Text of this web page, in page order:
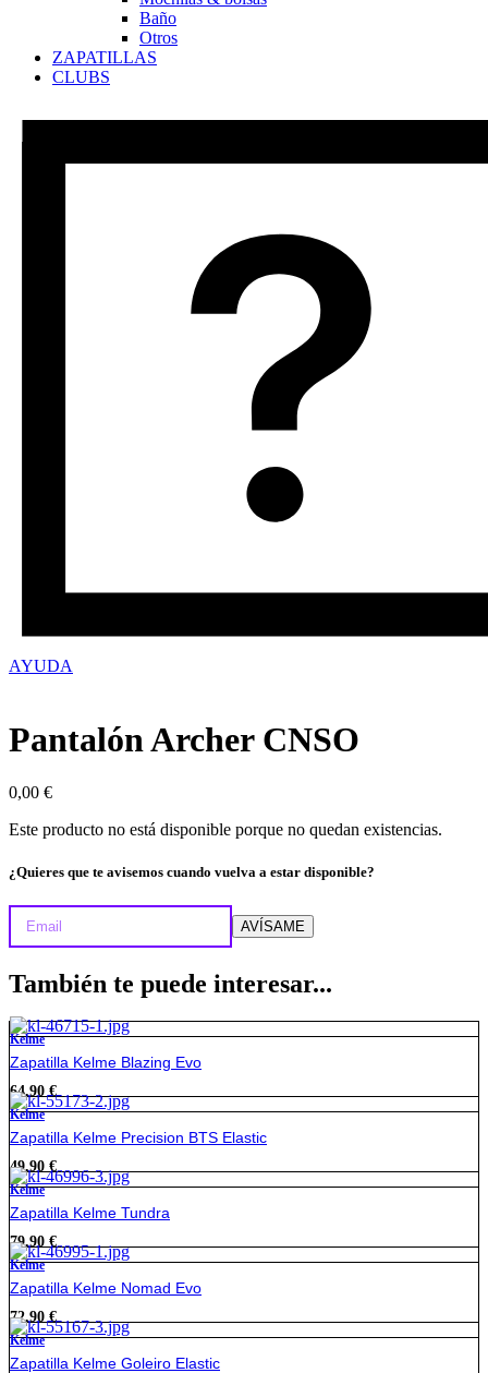
Baño
Otros
ZAPATILLAS
CLUBS
AYUDA
Pantalón Archer CNSO
0,00 €
Este producto no está disponible porque no quedan existencias.
¿Quieres que te avisemos cuando vuelva a estar disponible?
AVÍSAME
También te puede interesar...
Kelme
Zapatilla Kelme Blazing Evo
64,90€
Kelme
Zapatilla Kelme Precision BTS Elastic
49,90 €
Kelme
Zapatilla Kelme Tundra
79,90 €
Kelme
Zapatilla Kelme Nomad Evo
72,90 €
Kelme
Zapatilla Kelme Goleiro Elastic